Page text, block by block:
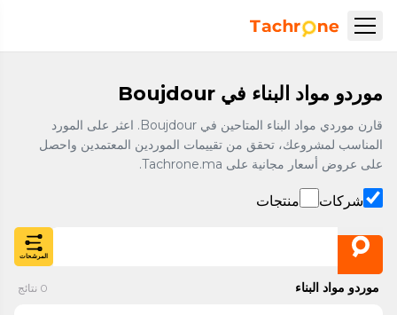
موردو مواد البناء في Boujdour
قارن موردي مواد البناء المتاحين في Boujdour. اعثر على المورد
المناسب لمشروعك، تحقق من تقييمات الموردين المعتمدين واحصل
على عروض أسعار مجانية على Tachrone.ma.
شركات منتجات
المرشحات
موردو مواد البناء 0 نتائج